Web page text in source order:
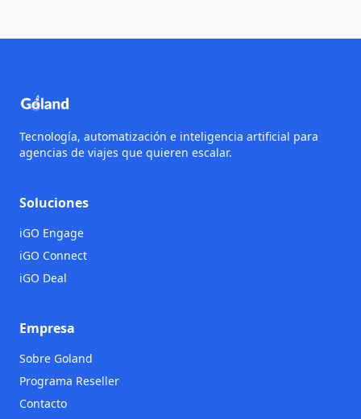
Tecnología, automatización e inteligencia artificial para
agencias de viajes que quieren escalar.
Soluciones
iGO Engage
iGO Connect
iGO Deal
Empresa
Sobre Goland
Programa Reseller
Contacto